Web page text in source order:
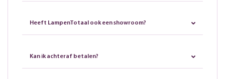
Heeft LampenTotaal ook een showroom?
Kan ik achteraf betalen?